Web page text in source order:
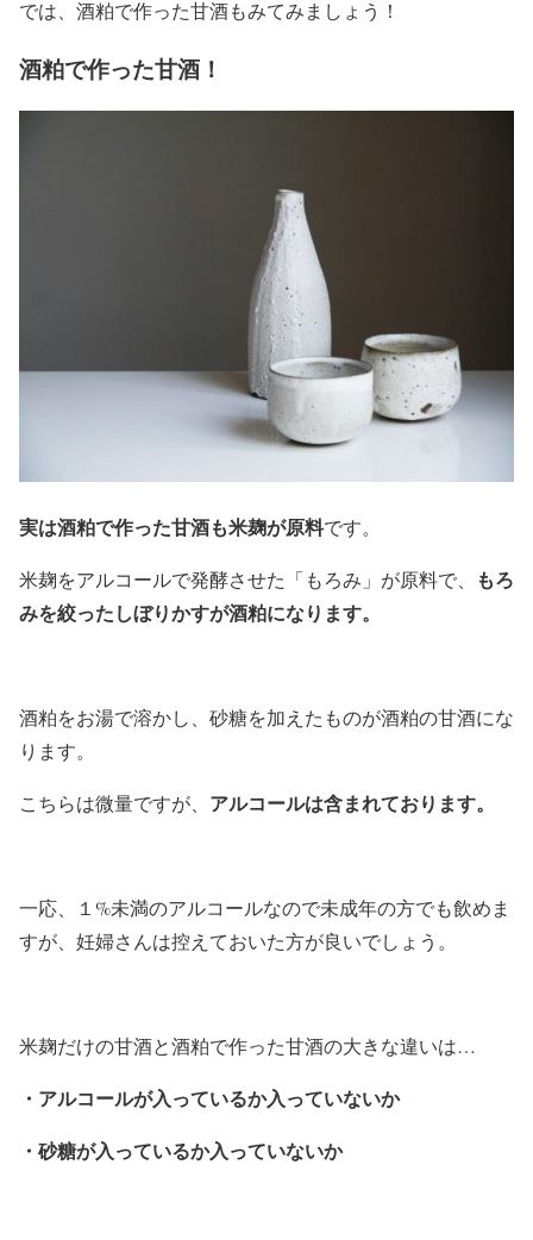
では、酒粕で作った甘酒もみてみましょう！
酒粕で作った甘酒！
実は酒粕で作った甘酒も米麹が原料です。
米麹をアルコールで発酵させた「もろみ」が原料で、
もろ
みを絞ったしぼりかすが酒粕になります。
酒粕をお湯で溶かし、砂糖を加えたものが酒粕の甘酒にな
ります。
こちらは微量ですが、 アルコールは含まれております。
一応、１%未満のアルコールなので未成年の方でも飲めま
すが、妊婦さんは控えておいた方が良いでしょう。
米麹だけの甘酒と酒粕で作った甘酒の大きな違いは…
・アルコールが入っているか入っていないか
・砂糖が入っているか入っていないか